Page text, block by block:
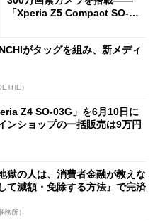
「Xperia Z5 Compact SO-02
がタッグを組み、新メディ
）
Z4 SO-03G」を6月10日に
ショップの一括販売は9万円
獄の人は、消費者金融が教えな
て減額・免除する方法』で完済
所）